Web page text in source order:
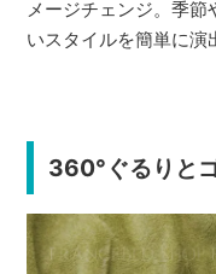
メージチェンジ。季節
いスタイルを簡単に演
360°ぐるりと